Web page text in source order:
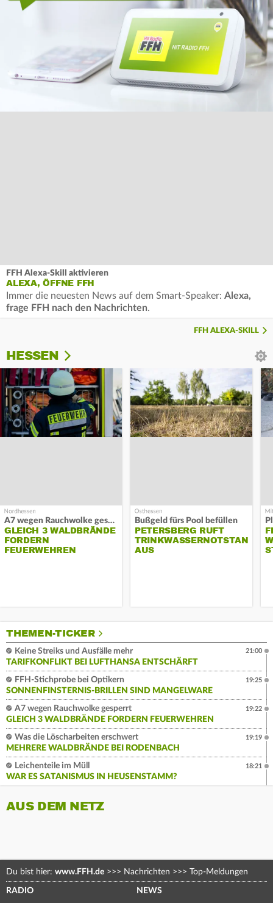
FFH Alexa-Skill aktivieren
ALEXA, ÖFFNE FFH
Immer die neuesten News auf dem Smart-Speaker: Alexa,
frage FFH nach den Nachrichten.
FFH ALEXA-SKILL
HESSEN
A7 wegen Rauchwolke gesperrt
GLEICH 3 WALDBRÄNDE
FORDERN
FEUERWEHREN
Bußgeld fürs Pool befüllen
PETERSBERG RUFT
TRINKWASSERNOTSTAND
AUS
THEMEN-TICKER
Keine Streiks und Ausfälle mehr
TARIFKONFLIKT BEI LUFTHANSA ENTSCHÄRFT
21:00
FFH-Stichprobe bei Optikern
SONNENFINSTERNIS-BRILLEN SIND MANGELWARE
19:25
A7 wegen Rauchwolke gesperrt
GLEICH 3 WALDBRÄNDE FORDERN FEUERWEHREN
19:22
Was die Löscharbeiten erschwert
MEHRERE WALDBRÄNDE BEI RODENBACH
19:19
Leichenteile im Müll
WAR ES SATANISMUS IN HEUSENSTAMM?
18:21
AUS DEM NETZ
Du bist hier: www.FFH.de >>> Nachrichten >>> Top-Meldungen
RADIO NEWS